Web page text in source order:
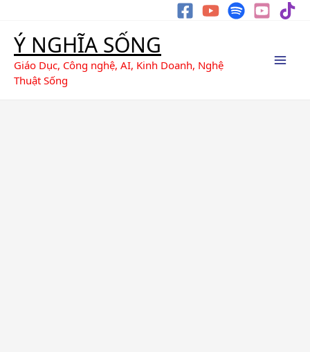
nội
dung
Ý NGHĨA SỐNG
Giáo Dục, Công nghệ, AI, Kinh Doanh, Nghệ
Thuật Sống